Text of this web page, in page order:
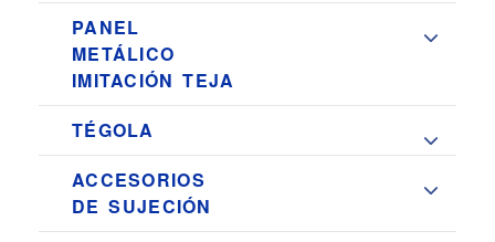
PANEL
METÁLICO
IMITACIÓN TEJA
TÉGOLA
ACCESORIOS
DE SUJECIÓN